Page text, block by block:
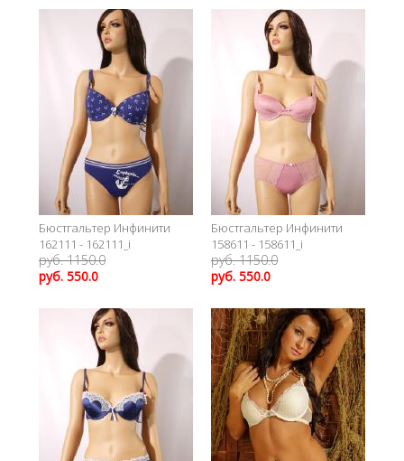
Бюстгальтер Инфинити
162111 - 162111_i
руб. 1150.0
руб. 550.0
Бюстгальтер Инфинити
158611 - 158611_i
руб. 1150.0
руб. 550.0